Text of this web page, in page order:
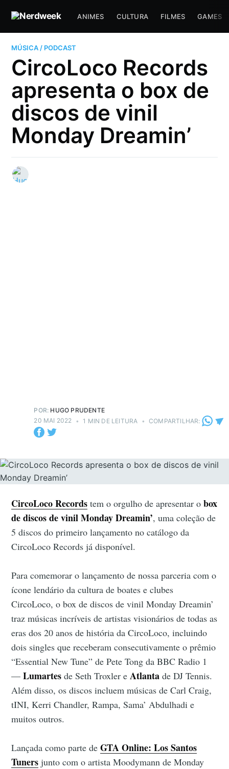
ANIMES CULTURA FILMES GAMES
MÚSICA / PODCAST
CircoLoco Records
apresenta o box de
discos de vinil
Monday Dreamin’
POR: HUGO PRUDENTE
20 MAI 2022 • 1 MIN DE LEITURA • COMPARTILHAR:
CircoLoco Records tem o orgulho de apresentar obox
de discos de vinil Monday Dreamin’, uma coleção de
5 discos do primeiro lançamento no catálogo da
CircoLoco Records já disponível.
Para comemorar o lançamento de nossa parceria com o
ícone lendário da cultura de boates e clubes
CircoLoco, o box de discos de vinil Monday Dreamin’
traz músicas incríveis de artistas visionários de todas as
eras dos 20 anos de história da CircoLoco, incluindo
dois singles que receberam consecutivamente o prêmio
“Essential New Tune” de Pete Tong da BBC Radio 1
—Lumartes de Seth Troxler e Atlanta de DJ Tennis.
Além disso, os discos incluem músicas de Carl Craig,
tINI, Kerri Chandler, Rampa, Sama’ Abdulhadi e
muitos outros.
Lançada como parte deGTA Online: Los Santos
Tuners junto com o artista Moodymann de Monday